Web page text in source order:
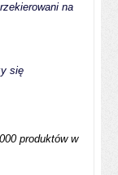
na
się
produktów w